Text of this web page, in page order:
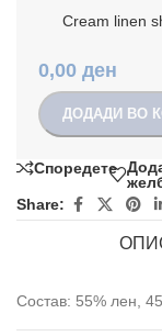
Cream linen
0,00 ден
ДОДАДИ ВО
Споредете
Share:
Состав: 55% лен, 45